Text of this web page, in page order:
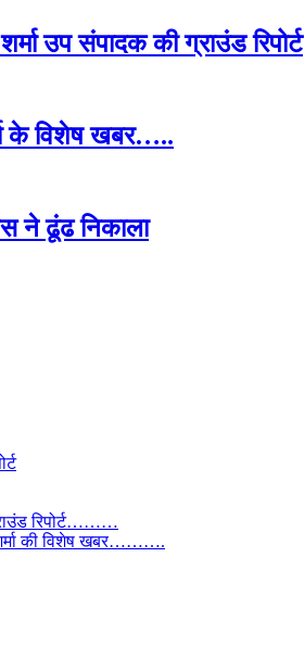
उप संपादक की ग्राउंड रिपोर्ट
के विशेष खबर…..
ने ढूंढ निकाला
रिपोर्ट………
शर्मा की विशेष खबर……….